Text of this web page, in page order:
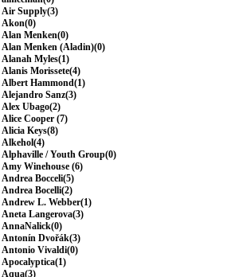
Air Supply(3)
Akon(0)
Alan Menken(0)
Alan Menken (Aladin)(0)
Alanah Myles(1)
Alanis Morissete(4)
Albert Hammond(1)
Alejandro Sanz(3)
Alex Ubago(2)
Alice Cooper (7)
Alicia Keys(8)
Alkehol(4)
Alphaville / Youth Group(0)
Amy Winehouse (6)
Andrea Bocceli(5)
Andrea Bocelli(2)
Andrew L. Webber(1)
Aneta Langerova(3)
AnnaNalick(0)
Antonín Dvořák(3)
Antonio Vivaldi(0)
Apocalyptica(1)
Aqua(3)